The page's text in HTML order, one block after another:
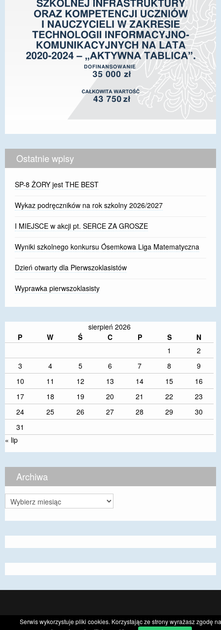
Ostatnie wpisy
SP-8 ŻORY jest THE BEST
Wykaz podręczników na rok szkolny 2026/2027
I MIEJSCE w akcji pt. SERCE ZA GROSZE
Wyniki szkolnego konkursu Ósemkowa Liga Matematyczna
Dzień otwarty dla Pierwszoklasistów
Wyprawka pierwszoklasisty
sierpień 2026
P
W Ś C P S
N
1
2
3
4 5 6 7 8
9
10
11 12 13 14 15
16
17
18 19 20 21 22
23
24
25 26 27 28 29
30
31
« lip
Archiwa
Archiwa
CyberChimps ©2026
Serwis wykorzystuje pliki cookies. Korzystając ze strony wyrażasz zgodę na